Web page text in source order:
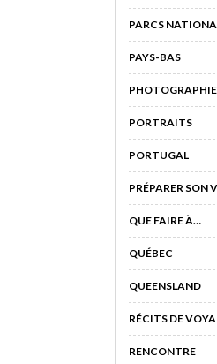
PARCS
PAYS-BAS
PHOTOGRAPHIE
PORTRAITS
PORTUGAL
PRÉPARER SON
QUE FAIRE À…
QUÉBEC
QUEENSLAND
RÉCITS DE
RENCONTRE